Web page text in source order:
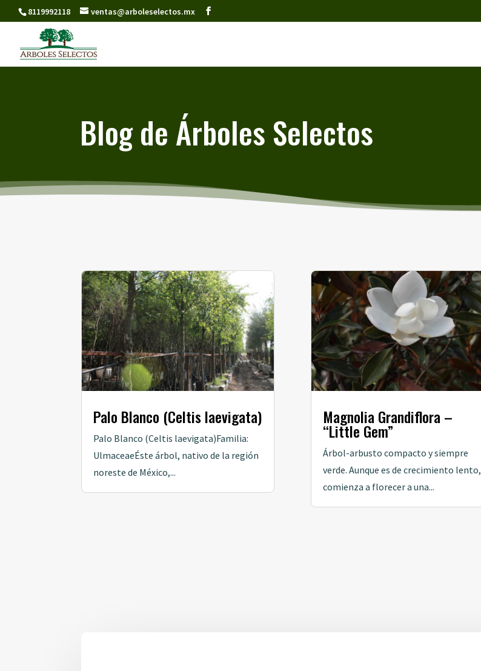
8119992118 ventas@arboleselectos.mx
Blog de Árboles Selectos
Palo Blanco (Celtis laevigata)
Palo Blanco (Celtis laevigata)Familia:
UlmaceaeÉste árbol, nativo de la región
noreste de México,...
Magnolia Grandiflora –
“Little Gem”
Árbol-arbusto compacto y siempre
verde. Aunque es de crecimiento lento,
comienza a florecer a una...